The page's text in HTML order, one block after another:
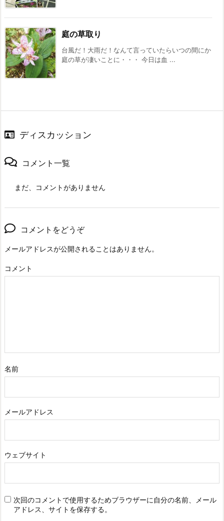
庭の草取り
台風だ！大雨だ！なんて言っていたらいつの間にか
庭の草が凄いことに・・・ 今日は血 ...
ディスカッション
コメント一覧
まだ、コメントがありません
コメントをどうぞ
メールアドレスが公開されることはありません。
コメント
名前
メールアドレス
ウェブサイト
次回のコメントで使用するためブラウザーに自分の名前、メール
アドレス、サイトを保存する。